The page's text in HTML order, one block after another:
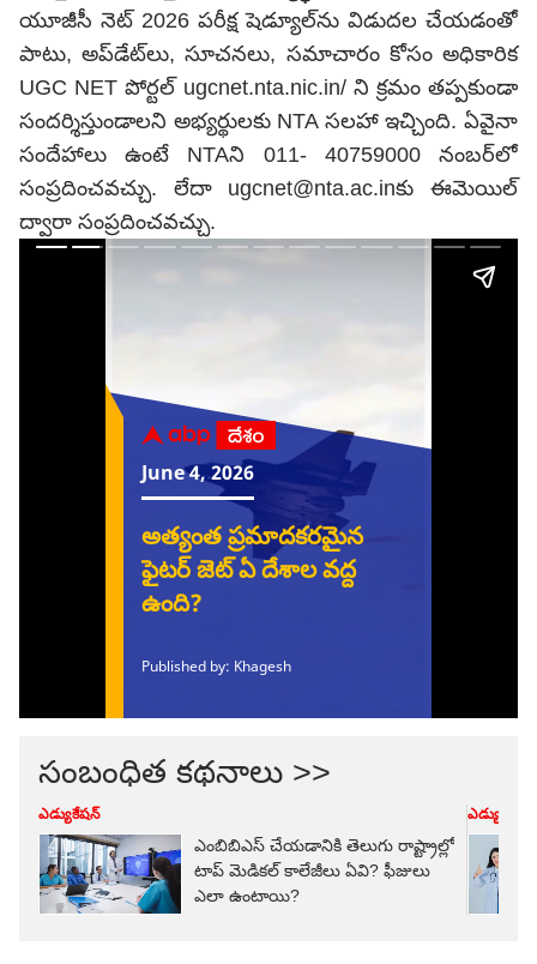
యూజీసీ నెట్ 2026 పరీక్ష షెడ్యూల్‌ను విడుదల చేయడంతో
పాటు, అప్‌డేట్‌లు, సూచనలు, సమాచారం కోసం అధికారిక
UGC NET పోర్టల్ ugcnet.nta.nic.in/ ని క్రమం తప్పకుండా
సందర్శిస్తుండాలని అభ్యర్థులకు NTA సలహా ఇచ్చింది. ఏవైనా
సందేహాలు ఉంటే NTAని 011- 40759000 నంబర్‌లో
సంప్రదించవచ్చు. లేదా ugcnet@nta.ac.inకు ఈమెయిల్
ద్వారా సంప్రదించవచ్చు.
సంబంధిత కథనాలు >>
ఎడ్యుకేషన్
ఎంబిబిఎస్ చేయడానికి తెలుగు రాష్ట్రాల్లో
టాప్ మెడికల్‌ కాలేజీలు ఏవి? ఫీజులు
ఎలా ఉంటాయి?
ఎడ్యుకేషన్